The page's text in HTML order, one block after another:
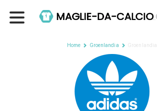
Home Groenlandia Groenlandia